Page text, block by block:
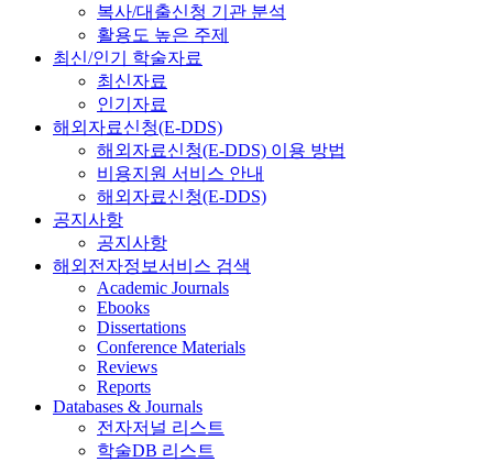
복사/대출신청 기관 분석
활용도 높은 주제
최신/인기 학술자료
최신자료
인기자료
해외자료신청(E-DDS)
해외자료신청(E-DDS) 이용 방법
비용지원 서비스 안내
해외자료신청(E-DDS)
공지사항
공지사항
해외전자정보서비스 검색
Academic Journals
Ebooks
Dissertations
Conference Materials
Reviews
Reports
Databases & Journals
전자저널 리스트
학술DB 리스트